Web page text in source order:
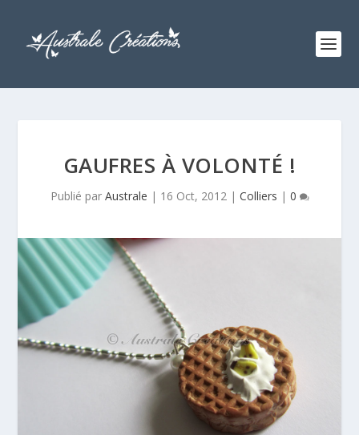
GAUFRES À VOLONTÉ !
Publié par Australe | 16 Oct, 2012| Colliers | 0